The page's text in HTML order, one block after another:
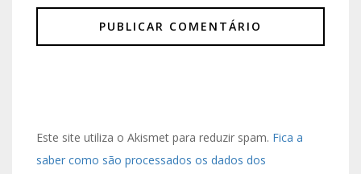
Este site utiliza o Akismet para reduzir spam. Fica a
saber como são processados os dados dos